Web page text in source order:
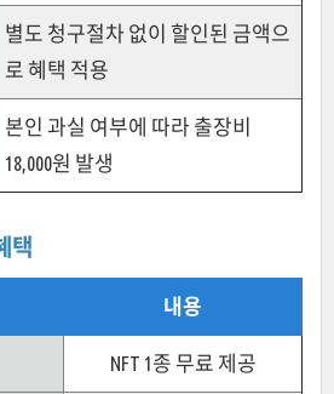
별도 청구절차 없이 할인된 금액으
로 혜택 적용
본인 과실 여부에 따라 출장비
18,000원 발생
택
내용
NFT 1종 무료 제공